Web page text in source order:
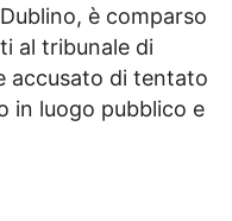
è comparso
al tribunale di
accusato di tentato
in luogo pubblico e